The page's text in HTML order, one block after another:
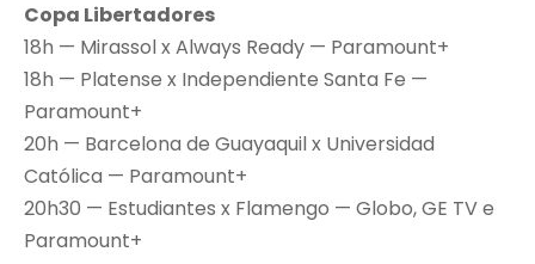
Copa Libertadores
18h — Mirassol x Always Ready — Paramount+
18h — Platense x Independiente Santa Fe —
Paramount+
20h — Barcelona de Guayaquil x Universidad
Católica — Paramount+
20h30 — Estudiantes x Flamengo — Globo, GE TV e
Paramount+